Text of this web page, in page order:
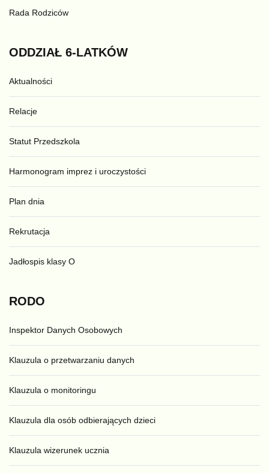
Rada Rodziców
ODDZIAŁ 6-LATKÓW
Aktualności
Relacje
Statut Przedszkola
Harmonogram imprez i uroczystości
Plan dnia
Rekrutacja
Jadłospis klasy O
RODO
Inspektor Danych Osobowych
Klauzula o przetwarzaniu danych
Klauzula o monitoringu
Klauzula dla osób odbierających dzieci
Klauzula wizerunek ucznia